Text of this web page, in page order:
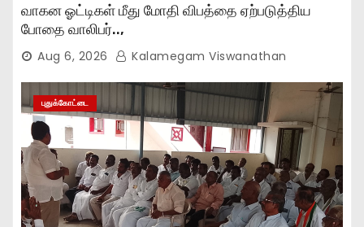
வாகன ஓட்டிகள் மீது மோதி விபத்தை ஏற்படுத்திய
போதை வாலிபர்..,
Aug 6, 2026 Kalamegam Viswanathan
புதுக்கோட்டை